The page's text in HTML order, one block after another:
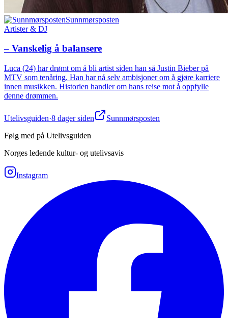
Sunnmørsposten
Artister & DJ
– Vanskelig å balansere
Luca (24) har drømt om å bli artist siden han så Justin Bieber på
MTV som tenåring. Han har nå selv ambisjoner om å gjøre karriere
innen musikken. Historien handler om hans reise mot å oppfylle
denne drømmen.
Utelivsguiden·8 dager siden
Sunnmørsposten
Følg med på Utelivsguiden
Norges ledende kultur- og utelivsavis
Instagram